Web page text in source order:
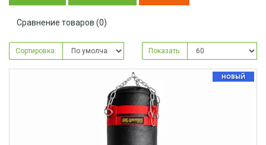
Сравнение товаров (0)
Сортировка: Показать:
НОВЫЙ